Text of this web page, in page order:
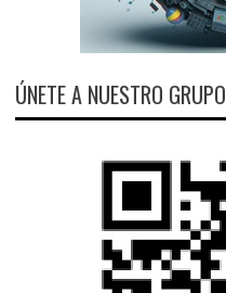
ÚNETE A NUESTRO